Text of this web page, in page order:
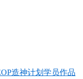
造神计划学员作品